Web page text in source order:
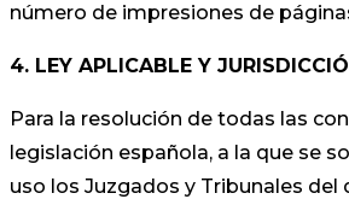
número de impresiones de
4. LEY APLICABLE Y
Para la resolución de todas las
legislación española, a la que se
uso los Juzgados y Tribunales